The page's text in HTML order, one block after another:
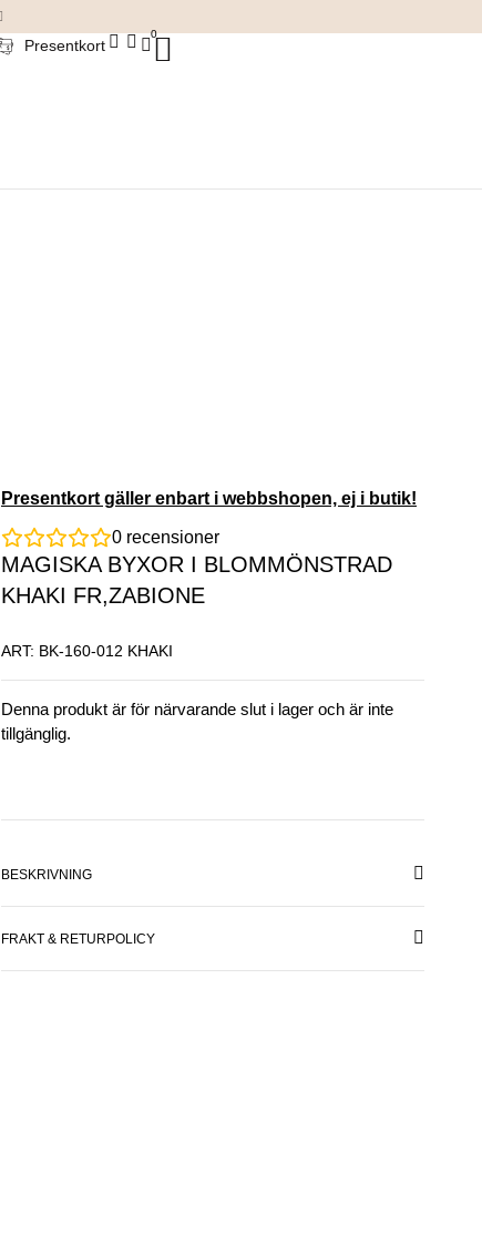
Presentkort
0
Presentkort gäller enbart i webbshopen, ej i butik!
0 recensioner
MAGISKA BYXOR I BLOMMÖNSTRAD
KHAKI FR,ZABIONE
ART: BK-160-012 KHAKI
Denna produkt är för närvarande slut i lager och är inte
tillgänglig.
BESKRIVNING
FRAKT & RETURPOLICY